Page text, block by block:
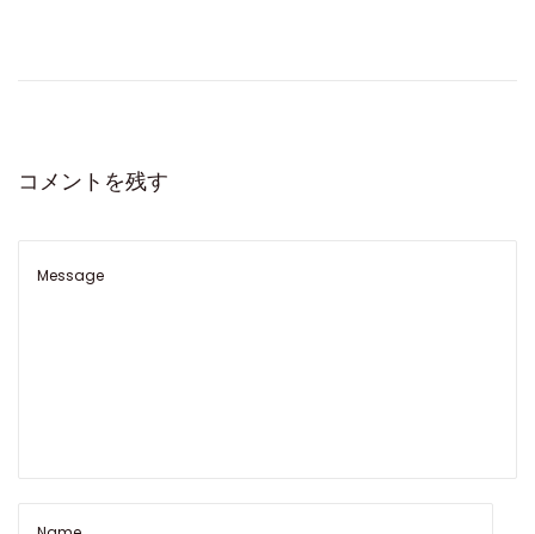
フ
コメントを残す